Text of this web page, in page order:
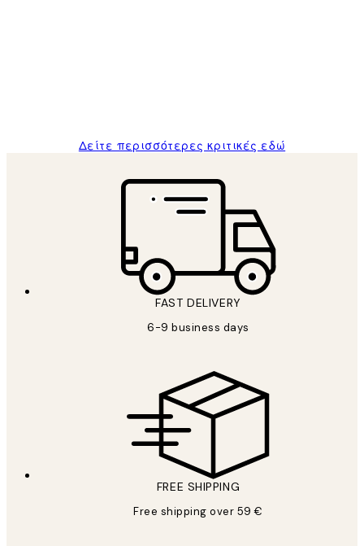
Δείτε περισσότερες κριτικές εδώ
FAST DELIVERY
6-9 business days
FREE SHIPPING
Free shipping over 59 €